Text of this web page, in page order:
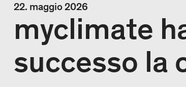
22. maggio 2026
myclimate
successo la